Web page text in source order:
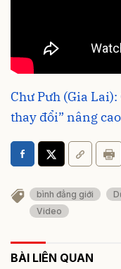
Chư Pưh (Gia
thay đổi” nâng
bình đẳng giới
Video
BÀI LIÊN QUAN